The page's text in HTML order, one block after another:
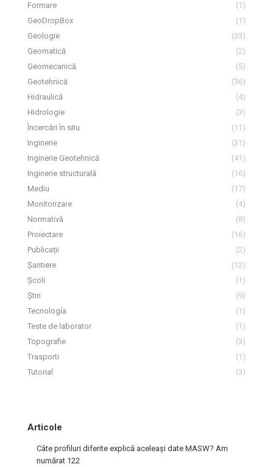
Formare
(1)
GeoDropBox
(1)
Geologie
(33)
Geomatică
(2)
Geomecanică
(5)
Geotehnică
(36)
Hidraulică
(4)
Hidrologie
(3)
Încercări în situ
(11)
Inginerie
(31)
Inginerie Geotehnică
(41)
Inginerie structurală
(16)
Mediu
(17)
Monitorizare
(4)
Normativă
(8)
Proiectare
(16)
Publicații
(2)
Șantiere
(12)
Școli
(1)
Știri
(9)
Tecnología
(1)
Teste de laborator
(1)
Topografie
(3)
Trasporti
(1)
Tutorial
(3)
Articole
Câte profiluri diferite explică aceleași date MASW? Am
numărat 122